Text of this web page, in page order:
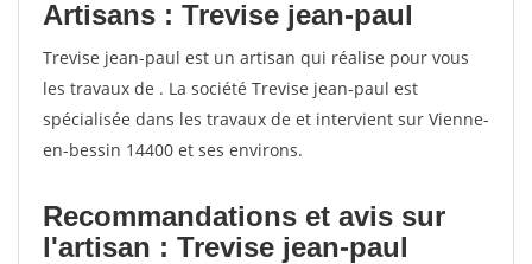
Artisans : Trevise jean-paul
Trevise jean-paul est un artisan qui réalise pour vous
les travaux de . La société Trevise jean-paul est
spécialisée dans les travaux de et intervient sur Vienne-
en-bessin 14400 et ses environs.
Recommandations et avis sur
l'artisan : Trevise jean-paul